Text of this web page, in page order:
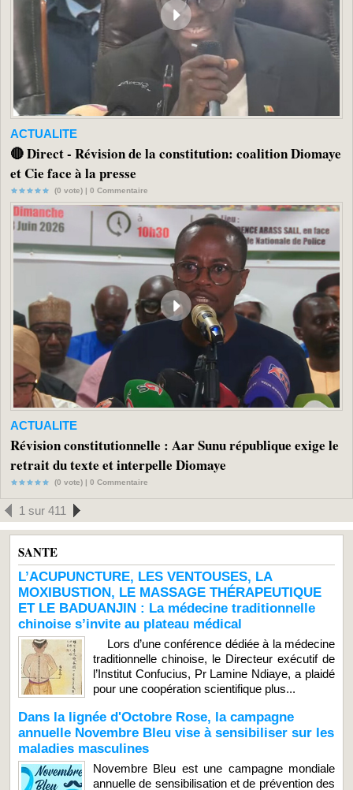
ACTUALITE
🔴 Direct - Révision de la constitution: coalition Diomaye
et Cie face à la presse
(0 vote) | 0 Commentaire
ACTUALITE
Révision constitutionnelle : Aar Sunu république exige le
retrait du texte et interpelle Diomaye
(0 vote) | 0 Commentaire
1 sur 411
SANTE
L’ACUPUNCTURE, LES VENTOUSES, LA
MOXIBUSTION, LE MASSAGE THÉRAPEUTIQUE
ET LE BADUANJIN : La médecine traditionnelle
chinoise s’invite au plateau médical
Lors d’une conférence dédiée à la médecine
traditionnelle chinoise, le Directeur exécutif de
l’Institut Confucius, Pr Lamine Ndiaye, a plaidé
pour une coopération scientifique plus...
Dans la lignée d'Octobre Rose, la campagne
annuelle Novembre Bleu vise à sensibiliser sur les
maladies masculines
Novembre Bleu est une campagne mondiale
annuelle de sensibilisation et de prévention des